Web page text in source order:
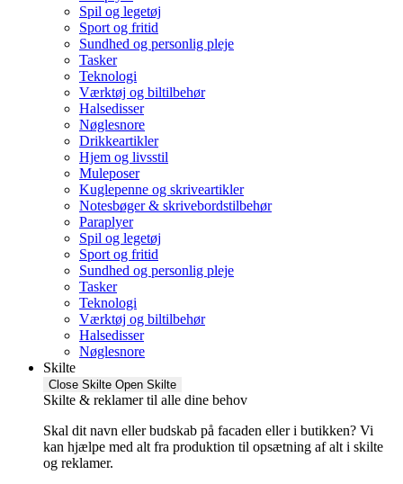
Spil og legetøj
Sport og fritid
Sundhed og personlig pleje
Tasker
Teknologi
Værktøj og biltilbehør
Halsedisser
Nøglesnore
Drikkeartikler
Hjem og livsstil
Muleposer
Kuglepenne og skriveartikler
Notesbøger & skrivebordstilbehør
Paraplyer
Spil og legetøj
Sport og fritid
Sundhed og personlig pleje
Tasker
Teknologi
Værktøj og biltilbehør
Halsedisser
Nøglesnore
Skilte
Close Skilte Open Skilte
Skilte & reklamer til alle dine behov
Skal dit navn eller budskab på facaden eller i butikken? Vi
kan hjælpe med alt fra produktion til opsætning af alt i skilte
og reklamer.